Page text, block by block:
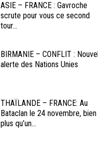
ASIE – FRANCE : Gavroche
scrute pour vous ce second
tour...
BIRMANIE – CONFLIT :
alerte des Nations Unies
THAÏLANDE – FRANCE: Au
Bataclan le 24 novembre, bien
plus qu’un...